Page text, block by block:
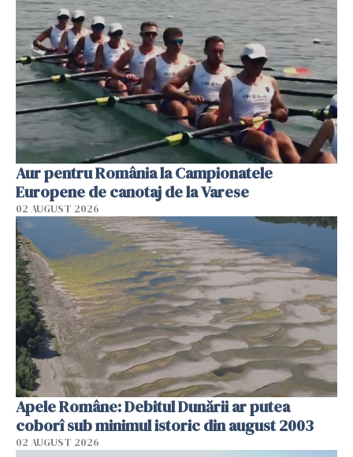
Aur pentru România la Campionatele
Europene de canotaj de la Varese
02 AUGUST 2026
Apele Române: Debitul Dunării ar putea
coborî sub minimul istoric din august 2003
02 AUGUST 2026